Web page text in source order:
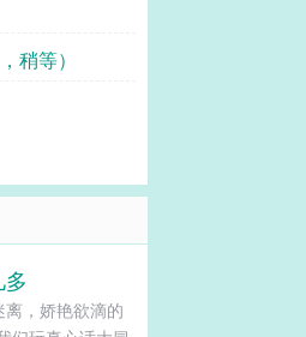
稍等）
，娇艳欲滴的